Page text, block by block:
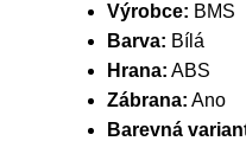
Výrobce: BMS
Barva: Bílá
Hrana: ABS
Zábrana: Ano
Barevná